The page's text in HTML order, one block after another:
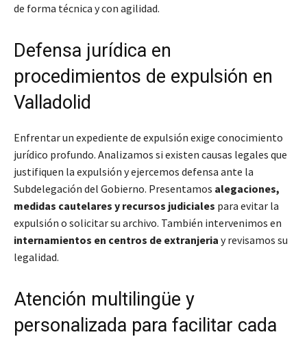
de forma técnica y con agilidad.
Defensa jurídica en
procedimientos de expulsión en
Valladolid
Enfrentar un expediente de expulsión exige conocimiento
jurídico profundo. Analizamos si existen causas legales que
justifiquen la expulsión y ejercemos defensa ante la
Subdelegación del Gobierno. Presentamos alegaciones,
medidas cautelares y recursos judiciales para evitar la
expulsión o solicitar su archivo. También intervenimos en
internamientos en centros de extranjeria y revisamos su
legalidad.
Atención multilingüe y
personalizada para facilitar cada